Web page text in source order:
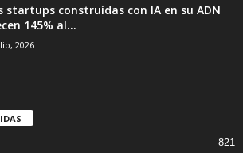
startups construídas con IA en su ADN
145% al...
2026
821